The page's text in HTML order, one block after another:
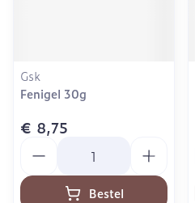
Gsk
Fenigel 30g
€ 8,75
Bestel